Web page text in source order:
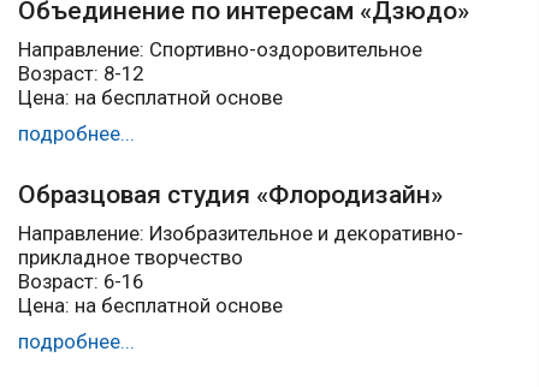
Объединение по интересам «Дзюдо»
Направление: Спортивно-оздоровительное
Возраст: 8-12
Цена: на бесплатной основе
подробнее...
Образцовая студия «Флородизайн»
Направление: Изобразительное и декоративно-
прикладное творчество
Возраст: 6-16
Цена: на бесплатной основе
подробнее...